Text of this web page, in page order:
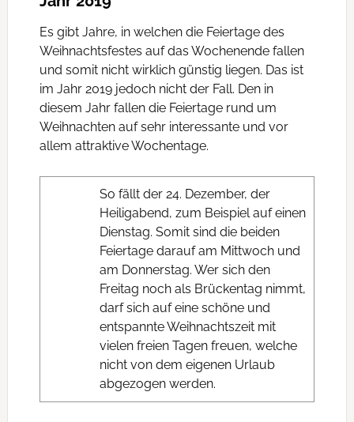
Es gibt Jahre, in welchen die Feiertage des
Weihnachtsfestes auf das Wochenende fallen
und somit nicht wirklich günstig liegen. Das ist
im Jahr 2019 jedoch nicht der Fall. Den in
diesem Jahr fallen die Feiertage rund um
Weihnachten auf sehr interessante und vor
allem attraktive Wochentage.
So fällt der 24. Dezember, der
Heiligabend, zum Beispiel auf einen
Dienstag. Somit sind die beiden
Feiertage darauf am Mittwoch und
am Donnerstag. Wer sich den
Freitag noch als Brückentag nimmt,
darf sich auf eine schöne und
entspannte Weihnachtszeit mit
vielen freien Tagen freuen, welche
nicht von dem eigenen Urlaub
abgezogen werden.